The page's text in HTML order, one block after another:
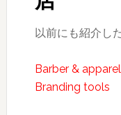
以前にも紹介し
Barber &
Branding tools